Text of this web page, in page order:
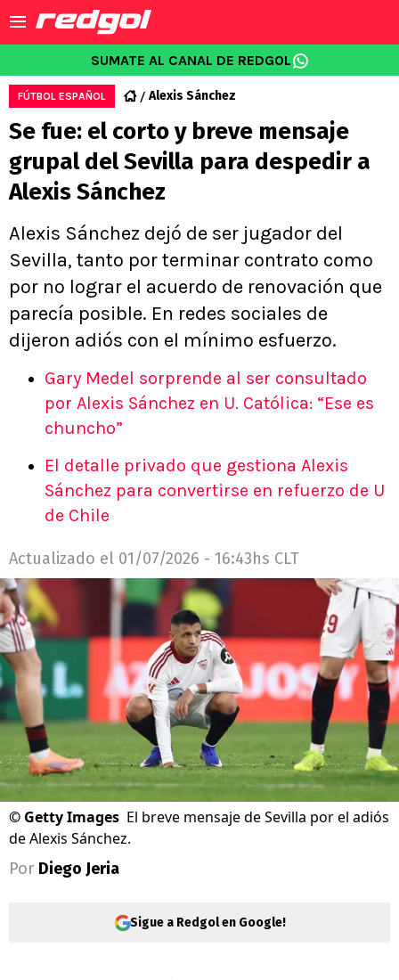
SUMATE AL CANAL DE REDGOL
FÚTBOL ESPAÑOL Alexis Sánchez
Se fue: el corto y breve mensaje
grupal del Sevilla para despedir a
Alexis Sánchez
Alexis Sánchez dejó de ser jugador del
Sevilla, tanto por terminar contrato como
por no lograr el acuerdo de renovación que
parecía posible. En redes sociales de
dijeron adiós con el mínimo esfuerzo.
Gary Medel sorprende al ser consultado
por Alexis Sánchez en U. Católica: “Ese es
chuncho”
El detalle privado que gestiona Alexis
Sánchez para convertirse en refuerzo de U
de Chile
Actualizado el 01/07/2026 - 16:43hs CLT
© Getty Images El breve mensaje de Sevilla por el adiós
de Alexis Sánchez.
Por Diego Jeria
Sigue a Redgol en Google!